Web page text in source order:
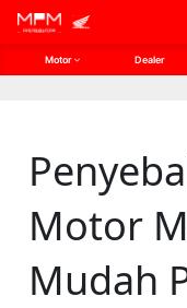
// Open Graph Meta SEO
Motor Dealer
Motor
Mudah